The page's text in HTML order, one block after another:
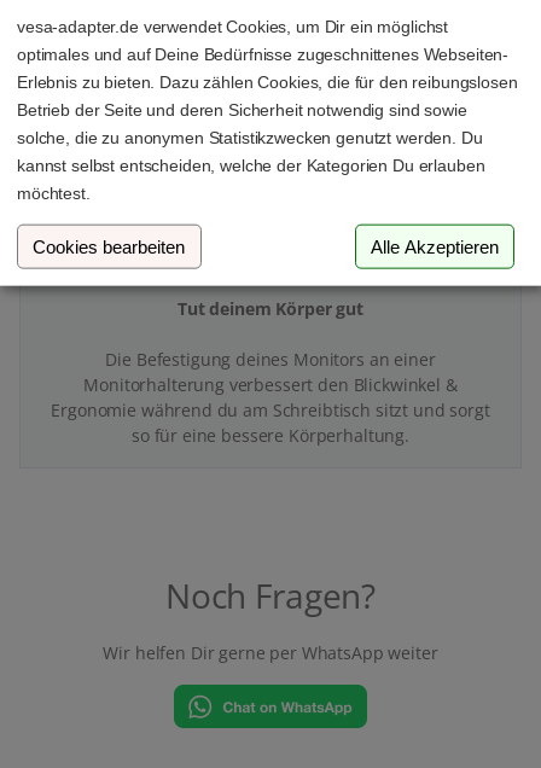
Mit deinem VESA-Adapter & deiner Monitorhalterung
schaffst du endlich Platz und Ordnung auf deinem
Schreibtisch.
Tut deinem Körper gut
Die Befestigung deines Monitors an einer
Monitorhalterung verbessert den Blickwinkel &
Ergonomie während du am Schreibtisch sitzt und sorgt
so für eine bessere Körperhaltung.
Noch Fragen?
Wir helfen Dir gerne per WhatsApp weiter
vesa-adapter.de verwendet Cookies, um Dir ein möglichst
optimales und auf Deine Bedürfnisse zugeschnittenes Webseiten-
Erlebnis zu bieten. Dazu zählen Cookies, die für den reibungslosen
Betrieb der Seite und deren Sicherheit notwendig sind sowie
solche, die zu anonymen Statistikzwecken genutzt werden. Du
kannst selbst entscheiden, welche der Kategorien Du erlauben
möchtest.
Cookies bearbeiten Alle Akzeptieren